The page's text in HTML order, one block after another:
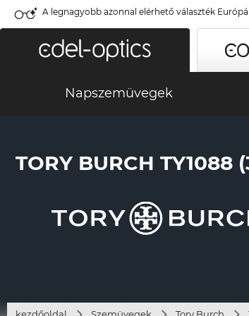
A legnagyobb azonnal elérhető választék
Napszemüvegek
TORY BURCH TY1088